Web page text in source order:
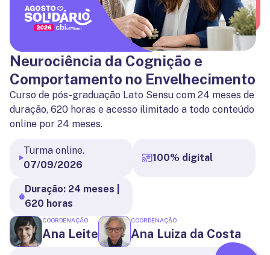
Neurociência da Cognição e
Comportamento no Envelhecimento
Curso de pós-graduação Lato Sensu com 24 meses de
duração, 620 horas e acesso ilimitado a todo conteúdo
online por 24 meses.
Turma online.
07/09/2026
100% digital
Duração: 24 meses |
620 horas
COORDENAÇÃO
Ana Leite
COORDENAÇÃO
Ana Luiza da Costa